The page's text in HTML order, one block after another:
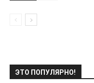
ЭТО ПОПУЛЯРНО!